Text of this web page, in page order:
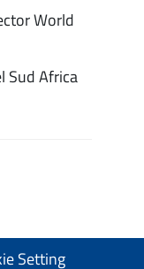
World
Sud Africa
Setting